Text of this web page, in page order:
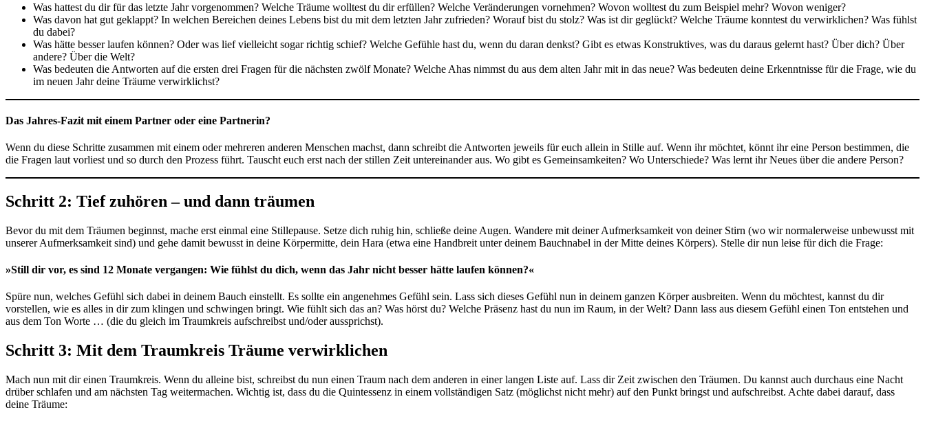
Was hattest du dir für das letzte Jahr vorgenommen? Welche Träume wolltest du dir erfüllen? Welche Veränderungen vornehmen? Wovon wolltest du zum Beispiel mehr? Wovon weniger?
Was davon hat gut geklappt? In welchen Bereichen deines Lebens bist du mit dem letzten Jahr zufrieden? Worauf bist du stolz? Was ist dir geglückt? Welche Träume konntest du verwirklichen? Was fühlst
du dabei?
Was hätte besser laufen können? Oder was lief vielleicht sogar richtig schief? Welche Gefühle hast du, wenn du daran denkst? Gibt es etwas Konstruktives, was du daraus gelernt hast? Über dich? Über
andere? Über die Welt?
Was bedeuten die Antworten auf die ersten drei Fragen für die nächsten zwölf Monate? Welche Ahas nimmst du aus dem alten Jahr mit in das neue? Was bedeuten deine Erkenntnisse für die Frage, wie du
im neuen Jahr deine Träume verwirklichst?
Das Jahres-Fazit mit einem Partner oder eine Partnerin?
Wenn du diese Schritte zusammen mit einem oder mehreren anderen Menschen machst, dann schreibt die Antworten jeweils für euch allein in Stille auf. Wenn ihr möchtet, könnt ihr eine Person bestimmen, die
die Fragen laut vorliest und so durch den Prozess führt. Tauscht euch erst nach der stillen Zeit untereinander aus. Wo gibt es Gemeinsamkeiten? Wo Unterschiede? Was lernt ihr Neues über die andere Person?
Schritt 2: Tief zuhören – und dann träumen
Bevor du mit dem Träumen beginnst, mache erst einmal eine Stillepause. Setze dich ruhig hin, schließe deine Augen. Wandere mit deiner Aufmerksamkeit von deiner Stirn (wo wir normalerweise unbewusst mit
unserer Aufmerksamkeit sind) und gehe damit bewusst in deine Körpermitte, dein Hara (etwa eine Handbreit unter deinem Bauchnabel in der Mitte deines Körpers). Stelle dir nun leise für dich die Frage:
»Still dir vor, es sind 12 Monate vergangen: Wie fühlst du dich, wenn das Jahr nicht besser hätte laufen können?«
Spüre nun, welches Gefühl sich dabei in deinem Bauch einstellt. Es sollte ein angenehmes Gefühl sein. Lass sich dieses Gefühl nun in deinem ganzen Körper ausbreiten. Wenn du möchtest, kannst du dir
vorstellen, wie es alles in dir zum klingen und schwingen bringt. Wie fühlt sich das an? Was hörst du? Welche Präsenz hast du nun im Raum, in der Welt? Dann lass aus diesem Gefühl einen Ton entstehen und
aus dem Ton Worte … (die du gleich im Traumkreis aufschreibst und/oder aussprichst).
Schritt 3: Mit dem Traumkreis Träume verwirklichen
Mach nun mit dir einen Traumkreis. Wenn du alleine bist, schreibst du nun einen Traum nach dem anderen in einer langen Liste auf. Lass dir Zeit zwischen den Träumen. Du kannst auch durchaus eine Nacht
drüber schlafen und am nächsten Tag weitermachen. Wichtig ist, dass du die Quintessenz in einem vollständigen Satz (möglichst nicht mehr) auf den Punkt bringst und aufschreibst. Achte dabei darauf, dass
deine Träume: